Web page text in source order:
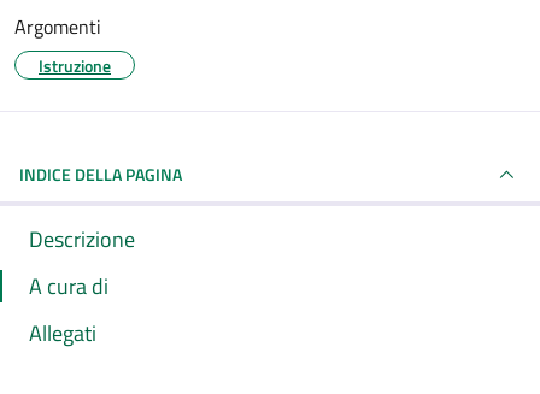
Argomenti
Istruzione
INDICE DELLA PAGINA
Descrizione
A cura di
Allegati